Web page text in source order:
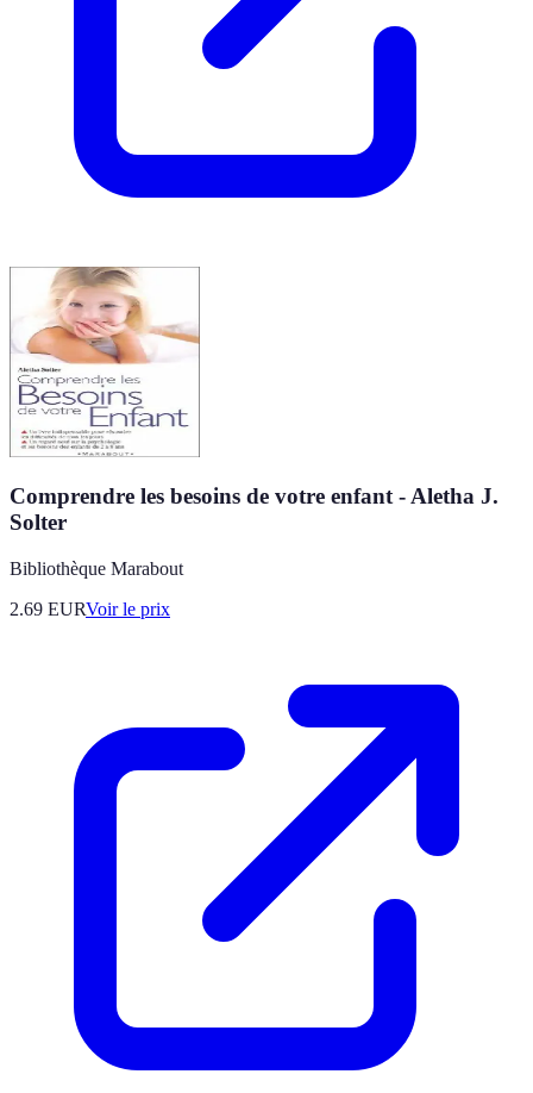
Comprendre les besoins de votre enfant - Aletha J.
Solter
Bibliothèque Marabout
2.69 EURVoir le prix